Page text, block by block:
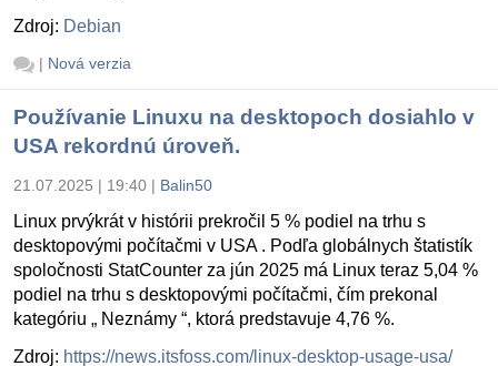
Zdroj: Debian
| Nová verzia
Používanie Linuxu na desktopoch dosiahlo v
USA rekordnú úroveň.
21.07.2025 | 19:40 | Balin50
Linux prvýkrát v histórii prekročil 5 % podiel na trhu s
desktopovými počítačmi v USA . Podľa globálnych štatistík
spoločnosti StatCounter za jún 2025 má Linux teraz 5,04 %
podiel na trhu s desktopovými počítačmi, čím prekonal
kategóriu „ Neznámy “, ktorá predstavuje 4,76 %.
Zdroj: https://news.itsfoss.com/linux-desktop-usage-usa/